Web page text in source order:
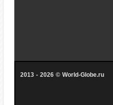
2013 - 2026 © World-Globe.ru